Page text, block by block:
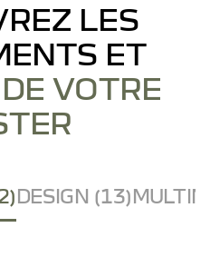
LES
ET
DE VOTRE
DESIGN (13)